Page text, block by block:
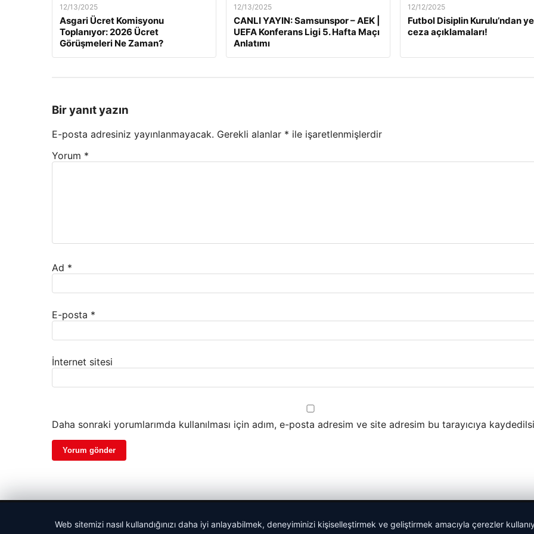
12/13/2025
Asgari Ücret Komisyonu
Toplanıyor: 2026 Ücret
Görüşmeleri Ne Zaman?
12/13/2025
CANLI YAYIN: Samsunspor – AEK |
UEFA Konferans Ligi 5. Hafta Maçı
Anlatımı
12/12/2025
Futbol Disiplin Kurulu’ndan
ceza açıklamaları!
Bir yanıt yazın
E-posta adresiniz yayınlanmayacak. Gerekli alanlar * ile işaretlenmişlerdir
Yorum *
Ad *
E-posta *
İnternet sitesi
Daha sonraki yorumlarımda kullanılması için adım, e-posta adresim ve site adresim bu tarayıcıya
Web sitemizi nasıl kullandığınızı daha iyi anlayabilmek, deneyiminizi kişiselleştirmek ve geliştirmek amacıyla çerezler